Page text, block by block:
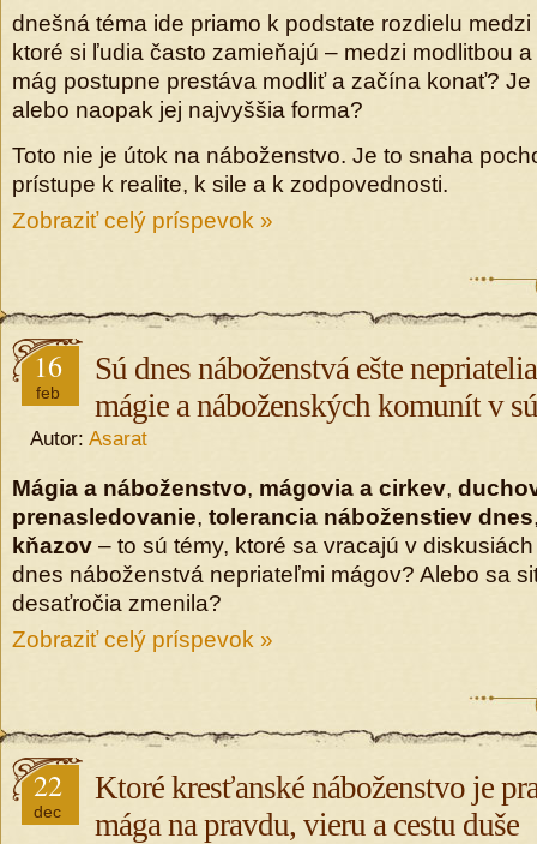
dnešná téma ide priamo k podstate rozdielu
ktoré si ľudia často zamieňajú – medzi modlitbou
mág postupne prestáva modliť a začína konať? Je
alebo naopak jej najvyššia forma?
Toto nie je útok na náboženstvo. Je to snaha
prístupe k realite, k sile a k zodpovednosti.
Zobraziť celý príspevok »
16
feb
Sú dnes náboženstvá ešte
mágie a náboženských komunít v
Autor: Asarat
Mágia a náboženstvo, mágovia a cirkev,
prenasledovanie, tolerancia náboženstiev dnes
kňazov – to sú témy, ktoré sa vracajú v
dnes náboženstvá nepriateľmi mágov? Alebo sa
desaťročia zmenila?
Zobraziť celý príspevok »
22
dec
Ktoré kresťanské náboženstvo je
mága na pravdu, vieru a cestu duše